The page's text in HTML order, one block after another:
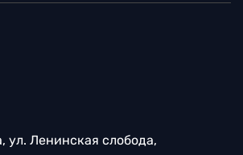
ул. Ленинская слобода,